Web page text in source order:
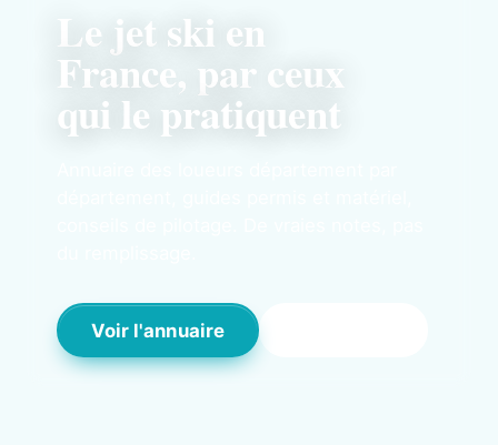
Le jet ski en
France, par ceux
qui le pratiquent
Voir l'annuaire